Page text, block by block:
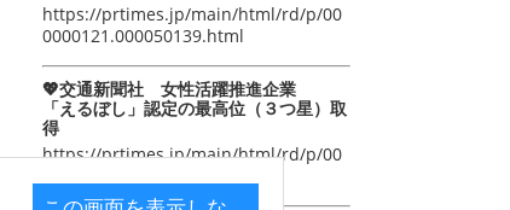
https://prtimes.jp/main/html/rd/p/00
0000121.000050139.html
💖交通新聞社 女性活躍推進企業
「えるぼし」認定の最高位（３つ星）取
得
https://prtimes.jp/main/html/rd/p/00